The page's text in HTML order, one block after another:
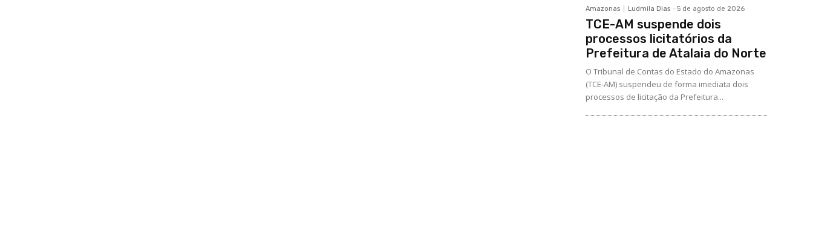
Amazonas Ludmila Dias - 5 de agosto de 2026
TCE-AM suspende dois
processos licitatórios da
Prefeitura de Atalaia do Norte
O Tribunal de Contas do Estado do Amazonas
(TCE-AM) suspendeu de forma imediata dois
processos de licitação da Prefeitura...